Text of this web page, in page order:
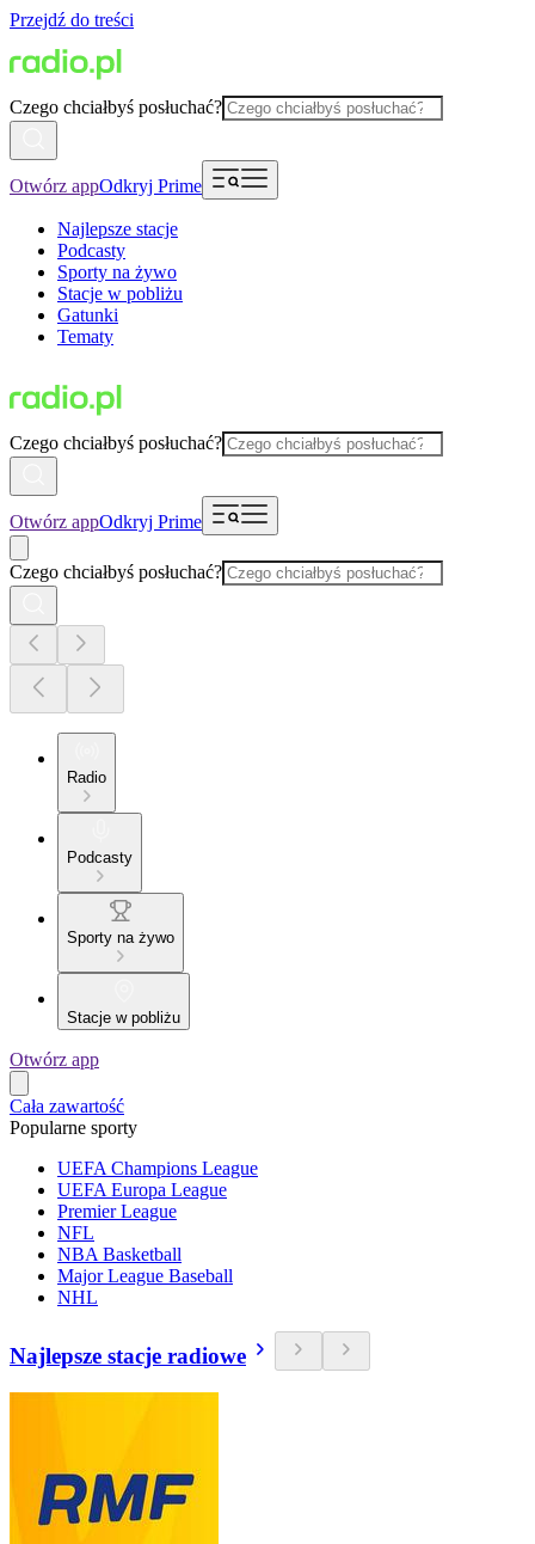
Przejdź do treści
Czego chciałbyś posłuchać?
Otwórz appOdkryj Prime
Najlepsze stacje
Podcasty
Sporty na żywo
Stacje w pobliżu
Gatunki
Tematy
Czego chciałbyś posłuchać?
Otwórz appOdkryj Prime
Czego chciałbyś posłuchać?
Radio
Podcasty
Sporty na żywo
Stacje w pobliżu
Otwórz app
Cała zawartość
Popularne sporty
UEFA Champions League
UEFA Europa League
Premier League
NFL
NBA Basketball
Major League Baseball
NHL
Najlepsze stacje radiowe